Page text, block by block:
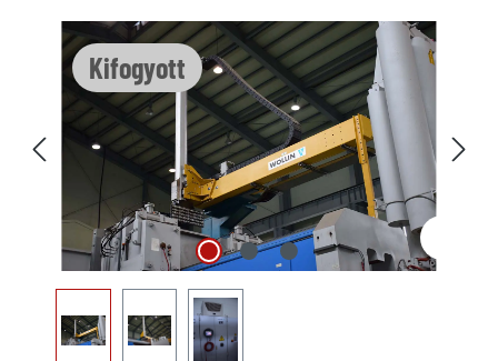
Kifogyott
Képgaléria kihagyása